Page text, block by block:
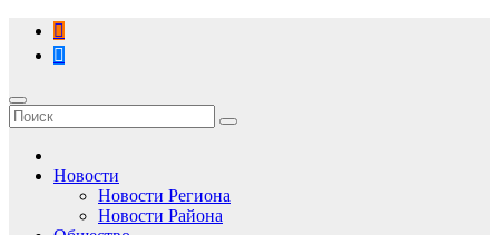
Перейти
содержимому
Новости
Новости Региона
Новости Района